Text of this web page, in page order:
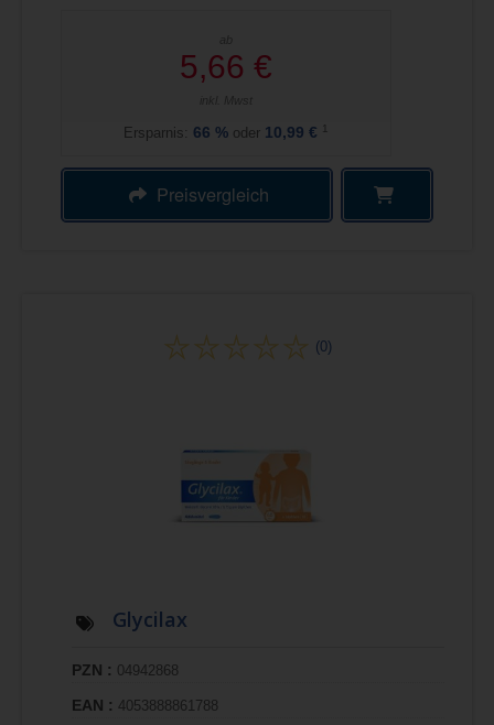
ab
5,66 €
inkl. Mwst
Ersparnis: 66 % oder 10,99 € 1
Preisvergleich
(0)
Glycilax
PZN : 04942868
EAN : 4053888861788